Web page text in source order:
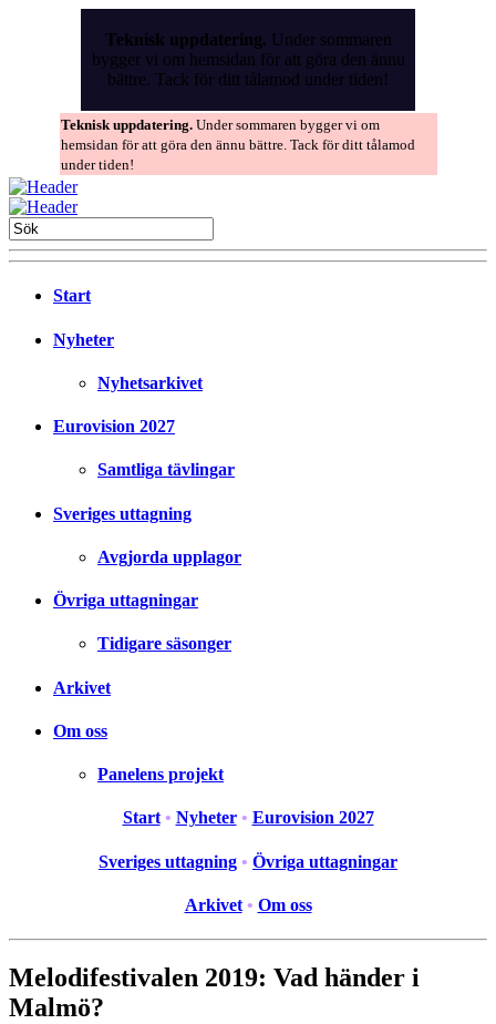
Teknisk uppdatering. Under sommaren
bygger vi om hemsidan för att göra den ännu
bättre. Tack för ditt tålamod under tiden!
Teknisk uppdatering. Under sommaren bygger vi om
hemsidan för att göra den ännu bättre. Tack för ditt tålamod
under tiden!
Start
Nyheter
Nyhetsarkivet
Eurovision 2027
Samtliga tävlingar
Sveriges uttagning
Avgjorda upplagor
Övriga uttagningar
Tidigare säsonger
Arkivet
Om oss
Panelens projekt
Start • Nyheter • Eurovision 2027
Sveriges uttagning • Övriga uttagningar
Arkivet • Om oss
Melodifestivalen 2019: Vad händer i
Malmö?